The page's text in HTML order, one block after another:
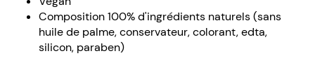
Composition 100% d'ingrédients naturels (sans
huile de palme, conservateur, colorant, edta,
silicon, paraben)